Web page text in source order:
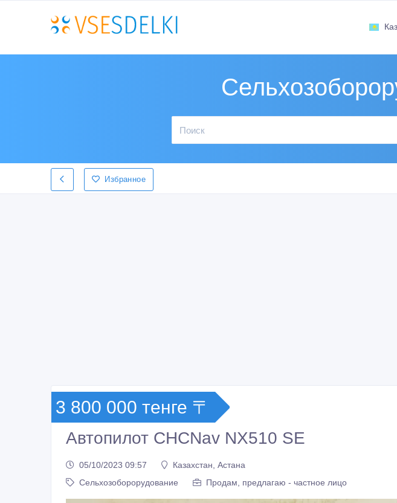
Избранное
3 800 000 тенге 〒
Автопилот CHCNav NX510 SE
05/10/2023 09:57
Казахстан, Астана
Сельхозоборорудование
Продам, предлагаю - частное лицо